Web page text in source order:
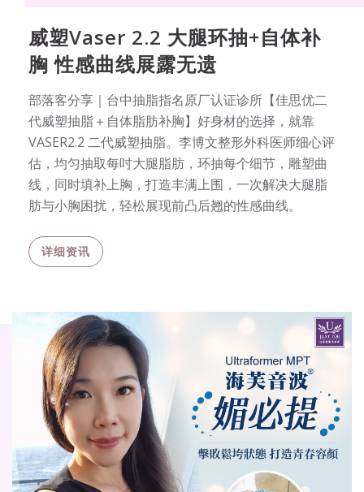
威塑Vaser 2.2 大腿环抽+自体补
胸 性感曲线展露无遗
部落客分享｜台中抽脂指名原厂认证诊所【佳思优二
代威塑抽脂＋自体脂肪补胸】好身材的选择，就靠
VASER2.2 二代威塑抽脂。李博文整形外科医师细心评
估，均匀抽取每吋大腿脂肪，环抽每个细节，雕塑曲
线，同时填补上胸，打造丰满上围，一次解决大腿脂
肪与小胸困扰，轻松展现前凸后翘的性感曲线。
详细资讯